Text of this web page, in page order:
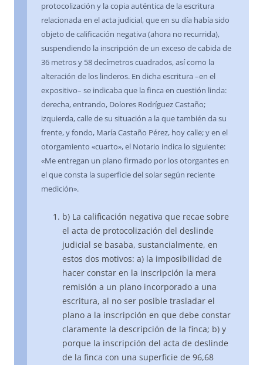
protocolización y la copia auténtica de la escritura
relacionada en el acta judicial, que en su día había sido
objeto de calificación negativa (ahora no recurrida),
suspendiendo la inscripción de un exceso de cabida de
36 metros y 58 decímetros cuadrados, así como la
alteración de los linderos. En dicha escritura –en el
expositivo– se indicaba que la finca en cuestión linda:
derecha, entrando, Dolores Rodríguez Castaño;
izquierda, calle de su situación a la que también da su
frente, y fondo, María Castaño Pérez, hoy calle; y en el
otorgamiento «cuarto», el Notario indica lo siguiente:
«Me entregan un plano firmado por los otorgantes en
el que consta la superficie del solar según reciente
medición».
b) La calificación negativa que recae sobre
el acta de protocolización del deslinde
judicial se basaba, sustancialmente, en
estos dos motivos: a) la imposibilidad de
hacer constar en la inscripción la mera
remisión a un plano incorporado a una
escritura, al no ser posible trasladar el
plano a la inscripción en que debe constar
claramente la descripción de la finca; b) y
porque la inscripción del acta de deslinde
de la finca con una superficie de 96,68